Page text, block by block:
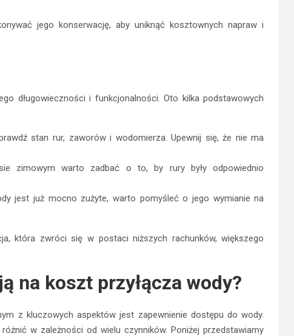
jego konserwację, aby uniknąć kosztownych napraw i
długowieczności i funkcjonalności. Oto kilka podstawowych
stan rur, zaworów i wodomierza. Upewnij się, że nie ma
zimowym warto zadbać o to, by rury były odpowiednio
jest już mocno zużyte, warto pomyśleć o jego wymianie na
która zwróci się w postaci niższych rachunków, większego
na koszt przyłącza wody?
z kluczowych aspektów jest zapewnienie dostępu do wody.
w zależności od wielu czynników. Poniżej przedstawiamy